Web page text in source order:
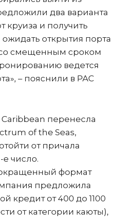
два варианта
круиза и получить
открытия порта
смещенным сроком
ведется
– пояснили в PAC
перенесла
of the Seas,
от причала
е число.
формат
предложила
кредит от 400 до 1100
от категории каюты),